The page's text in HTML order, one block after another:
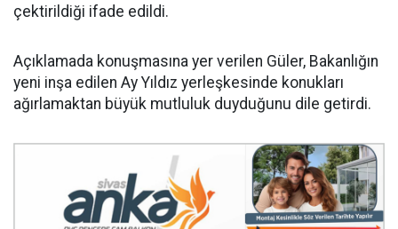
çektirildiği ifade edildi.
Açıklamada konuşmasına yer verilen Güler, Bakanlığın
yeni inşa edilen Ay Yıldız yerleşkesinde konukları
ağırlamaktan büyük mutluluk duyduğunu dile getirdi.